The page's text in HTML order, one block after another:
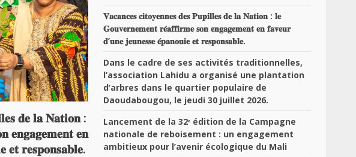
𝐝𝐞 𝐥𝐚 𝐍𝐚𝐭𝐢𝐨𝐧 :
𝐞𝐧𝐠𝐚𝐠𝐞𝐦𝐞𝐧𝐭 𝐞𝐧
𝐞𝐭 𝐫𝐞𝐬𝐩𝐨𝐧𝐬𝐚𝐛𝐥𝐞.
𝐕𝐚𝐜𝐚𝐧𝐜𝐞𝐬 𝐜𝐢𝐭𝐨𝐲𝐞𝐧𝐧𝐞𝐬 𝐝𝐞𝐬 𝐏𝐮𝐩𝐢𝐥𝐥𝐞𝐬 𝐝𝐞 𝐥𝐚 𝐍𝐚𝐭𝐢𝐨𝐧 : 𝐥𝐞
𝐆𝐨𝐮𝐯𝐞𝐫𝐧𝐞𝐦𝐞𝐧𝐭 𝐫𝐞́𝐚𝐟𝐟𝐢𝐫𝐦𝐞 𝐬𝐨𝐧 𝐞𝐧𝐠𝐚𝐠𝐞𝐦𝐞𝐧𝐭 𝐞𝐧 𝐟𝐚𝐯𝐞𝐮𝐫
𝐝’𝐮𝐧𝐞 𝐣𝐞𝐮𝐧𝐞𝐬𝐬𝐞 𝐞́𝐩𝐚𝐧𝐨𝐮𝐢𝐞 𝐞𝐭 𝐫𝐞𝐬𝐩𝐨𝐧𝐬𝐚𝐛𝐥𝐞.
Dans le cadre de ses activités traditionnelles,
l’association Lahidu a organisé une plantation
d’arbres dans le quartier populaire de
Daoudabougou, le jeudi 30 juillet 2026.
Lancement de la 32ᵉ édition de la Campagne
nationale de reboisement : un engagement
ambitieux pour l’avenir écologique du Mali